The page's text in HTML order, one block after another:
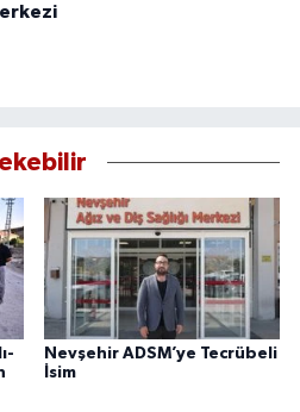
Nevşehir ADSM’ye Tecrübeli
İsim